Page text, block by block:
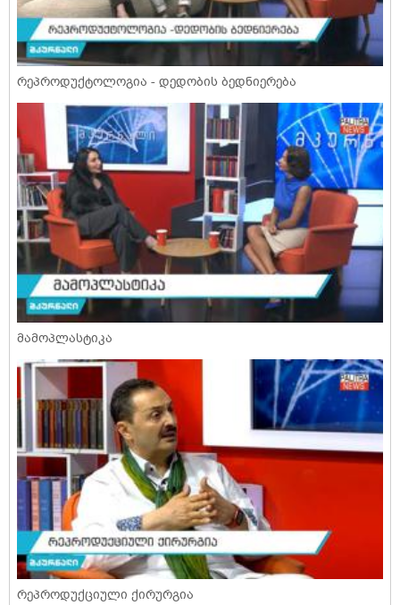
რეპროდუქტოლოგია - დედობის ბედნიერება
მამოპლასტიკა
რეპროდუქციული ქირურგია